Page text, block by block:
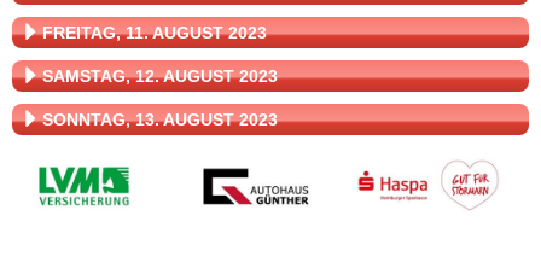
FREITAG, 11. AUGUST 2023
SAMSTAG, 12. AUGUST 2023
SONNTAG, 13. AUGUST 2023